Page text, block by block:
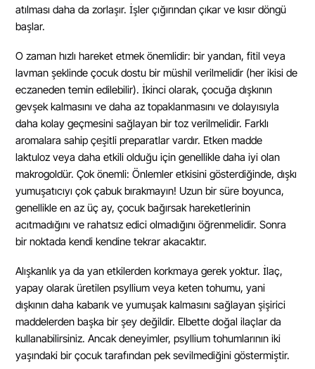
atılması daha da zorlaşır. İşler çığırından çıkar ve kısır döngü
başlar.
O zaman hızlı hareket etmek önemlidir: bir yandan, fitil veya
lavman şeklinde çocuk dostu bir müshil verilmelidir (her ikisi de
eczaneden temin edilebilir). İkinci olarak, çocuğa dışkının
gevşek kalmasını ve daha az topaklanmasını ve dolayısıyla
daha kolay geçmesini sağlayan bir toz verilmelidir. Farklı
aromalara sahip çeşitli preparatlar vardır. Etken madde
laktuloz veya daha etkili olduğu için genellikle daha iyi olan
makrogoldür. Çok önemli: Önlemler etkisini gösterdiğinde, dışkı
yumuşatıcıyı çok çabuk bırakmayın! Uzun bir süre boyunca,
genellikle en az üç ay, çocuk bağırsak hareketlerinin
acıtmadığını ve rahatsız edici olmadığını öğrenmelidir. Sonra
bir noktada kendi kendine tekrar akacaktır.
Alışkanlık ya da yan etkilerden korkmaya gerek yoktur. İlaç,
yapay olarak üretilen psyllium veya keten tohumu, yani
dışkının daha kabarık ve yumuşak kalmasını sağlayan şişirici
maddelerden başka bir şey değildir. Elbette doğal ilaçlar da
kullanabilirsiniz. Ancak deneyimler, psyllium tohumlarının iki
yaşındaki bir çocuk tarafından pek sevilmediğini göstermiştir.